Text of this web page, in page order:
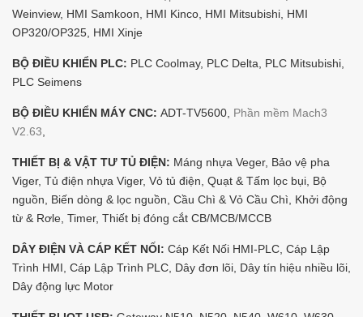
Weinview, HMI Samkoon, HMI Kinco, HMI Mitsubishi, HMI
OP320/OP325, HMI Xinje
BỘ ĐIỀU KHIỂN PLC: PLC Coolmay, PLC Delta, PLC Mitsubishi,
PLC Seimens
BỘ ĐIỀU KHIỂN MÁY CNC: ADT-TV5600, Phần mềm Mach3
V2.63
THIẾT BỊ & VẬT TƯ TỦ ĐIỆN: Máng nhựa Veger, Bảo vệ pha
Viger, Tủ điện nhựa Viger, Vỏ tủ điện, Quạt & Tấm lọc bụi, Bộ
nguồn, Biến dòng & lọc nguồn, Cầu Chì & Vỏ Cầu Chì, Khởi động
từ & Rơle, Timer, Thiết bị đóng cắt CB/MCB/MCCB
DÂY ĐIỆN VÀ CÁP KẾT NỐI: Cáp Kết Nối HMI-PLC, Cáp Lập
Trình HMI, Cáp Lập Trình PLC, Dây đơn lõi, Dây tín hiệu nhiều lõi,
Dây động lực Motor